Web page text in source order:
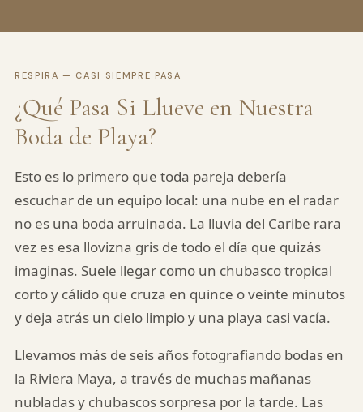
RESPIRA — CASI SIEMPRE PASA
¿Qué Pasa Si Llueve en Nuestra
Boda de Playa?
Esto es lo primero que toda pareja debería
escuchar de un equipo local: una nube en el radar
no es una boda arruinada. La lluvia del Caribe rara
vez es esa llovizna gris de todo el día que quizás
imaginas. Suele llegar como un chubasco tropical
corto y cálido que cruza en quince o veinte minutos
y deja atrás un cielo limpio y una playa casi vacía.
Llevamos más de seis años fotografiando bodas en
la Riviera Maya, a través de muchas mañanas
nubladas y chubascos sorpresa por la tarde. Las